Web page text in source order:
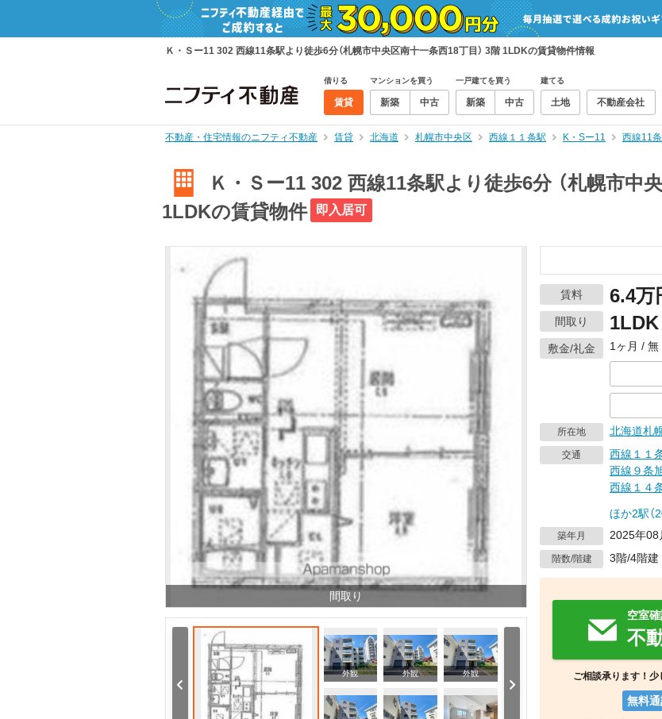
Ｋ・Ｓー11 302 西線11条駅より徒歩6分（札幌市中央区南十一条西18丁目） 3階 1LDKの賃貸物件情報
借りる
賃貸
マンションを買う
新築 中古
一戸建てを買う
新築 中古
建てる
土地 不動産会社
不動産・住宅情報のニフティ不動産 賃貸 北海道 札幌市中央区 西線１１条駅 K・Sー11 西線11
Ｋ・Ｓー11 302 西線11条駅より徒歩6分 （札幌市中
1LDKの賃貸物件
即入居可
間取り
外観 外観 外観
賃料 6.4万
間取り 1LDK
敷金/礼金 1ヶ月 / 無
所在地 北海道札
交通 西線１１
西線９条
西線１４
ほか2駅（
築年月 2025年08
階数/階建 3階/4階建
空室
不
ご相談承ります！少
無料